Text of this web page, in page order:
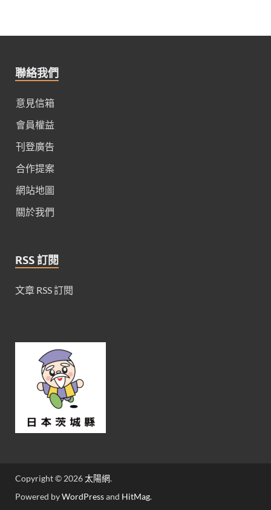
聯絡我們
意見信箱
會員權益
刊登廣告
合作提案
網站地圖
關於我們
RSS 訂閱
文章 RSS 訂閱
Copyright © 2026太陽網.
Powered byWordPressand HitMag.